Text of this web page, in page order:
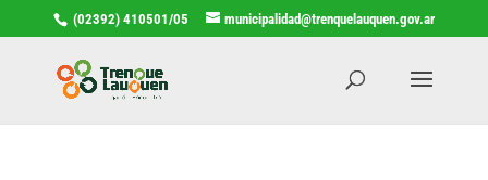
(02392) 410501/05 municipalidad@trenquelauquen.gov.ar